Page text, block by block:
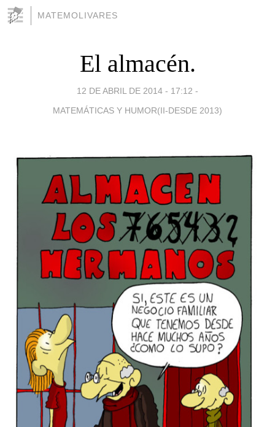
MATEMOLIVARES
El almacén.
12 DE ABRIL DE 2014 - 17:12 -
MATEMÁTICAS Y HUMOR(II-DESDE 2013)